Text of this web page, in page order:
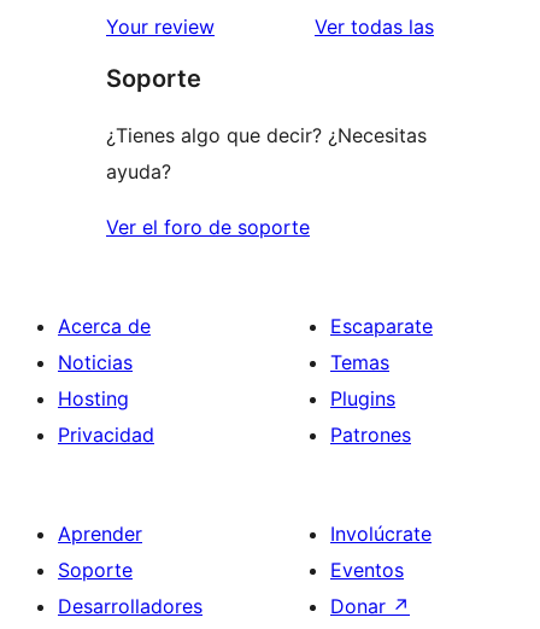
estrellas
de
estrellas
Your review Ver todas las
Soporte
¿Tienes algo que decir? ¿Necesitas
ayuda?
Ver el foro de soporte
Acerca de
Noticias
Hosting
Privacidad
Escaparate
Temas
Plugins
Patrones
Aprender
Soporte
Desarrolladores
Involúcrate
Eventos
Donar ↗